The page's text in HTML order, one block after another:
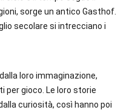
sorge un antico Gasthof.
secolare si intrecciano i
loro immaginazione,
per gioco. Le loro storie
curiosità, così hanno poi